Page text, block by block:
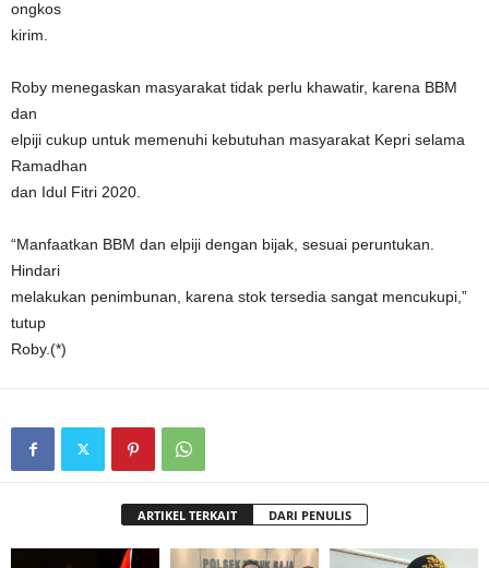
ongkos
kirim.
Roby menegaskan masyarakat tidak perlu khawatir, karena BBM
dan
elpiji cukup untuk memenuhi kebutuhan masyarakat Kepri selama
Ramadhan
dan Idul Fitri 2020.
“Manfaatkan BBM dan elpiji dengan bijak, sesuai peruntukan.
Hindari
melakukan penimbunan, karena stok tersedia sangat mencukupi,”
tutup
Roby.(*)
ARTIKEL TERKAIT DARI PENULIS